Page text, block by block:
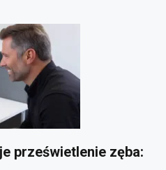
prześwietlenie zęba: